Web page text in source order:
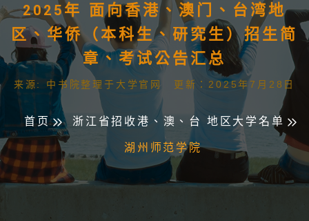
2025年 面向香港、澳门、台湾地
区、华侨（本科生、研究生）招生简
章、考试公告汇总
来源: 中书院整理于大学官网 更新：2025年7月28日
首页 浙江省招收港、澳、台 地区大学名单
湖州师范学院